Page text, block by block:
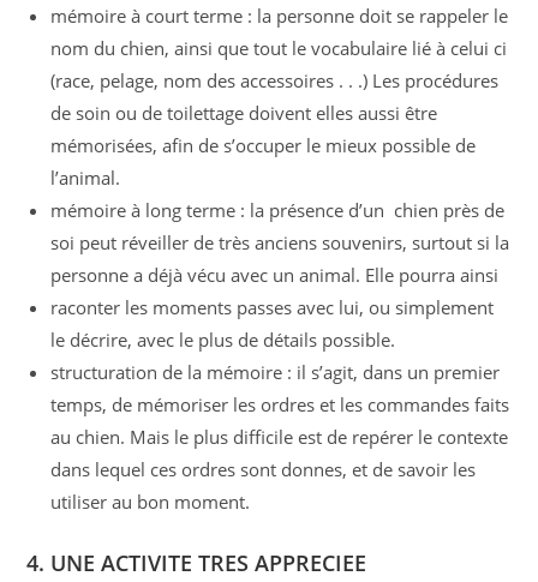
mémoire à court terme : la personne doit se rappeler le
nom du chien, ainsi que tout le vocabulaire lié à celui­ ci
(race, pelage, nom des accessoires . . .) Les procédures
de soin ou de toilettage doivent elles aussi être
mémori­sées, afin de s’occuper le mieux possible de
l’animal.
mémoire à long terme : la présence d’un chien près de
soi peut réveiller de très anciens souvenirs, surtout si la
personne a déjà vécu avec un animal. Elle pourra ainsi
raconter les moments passes avec lui, ou simplement
le décrire, avec le plus de détails possible.
structuration de la mémoire : il s’agit, dans un premier
temps, de mémoriser les ordres et les commandes faits
au chien. Mais le plus difficile est de repérer le contexte
dans lequel ces ordres sont donnes, et de savoir les
utiliser au bon moment.
4. UNE ACTIVITE TRES APPRECIEE